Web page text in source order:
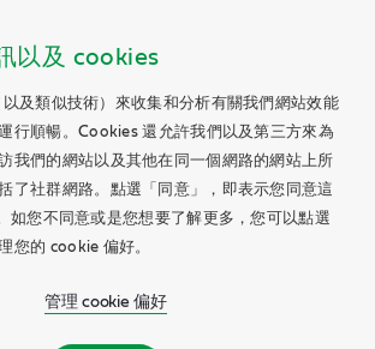
以及 cookies
及類似技術）來收集和分析有關我們網站效能
行順暢。Cookies 還允許我們以及第三方來為
我們的網站以及其他在同一個網路的網站上所
了社群網路。點選「同意」，即表示您同意這
如您不同意或是您想要了解更多，您可以點選
您的 cookie 偏好。
管理 cookie 偏好